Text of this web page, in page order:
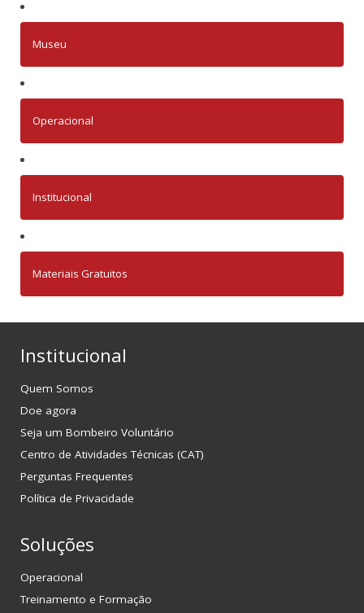
Museu
Operacional
Institucional
Materiais Gratuitos
Institucional
Quem Somos
Doe agora
Seja um Bombeiro Voluntário
Centro de Atividades Técnicas (CAT)
Perguntas Frequentes
Política de Privacidade
Soluções
Operacional
Treinamento e Formação